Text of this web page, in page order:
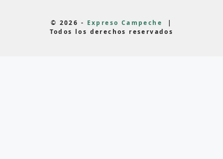
© 2026 - Expreso Campeche
|
Todos los derechos reservados